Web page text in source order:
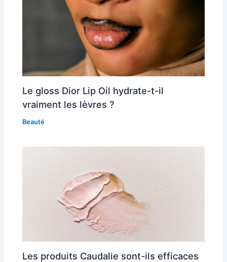
Le gloss Dior Lip Oil hydrate-t-il
vraiment les lèvres ?
Beauté
Les produits Caudalie sont-ils efficaces